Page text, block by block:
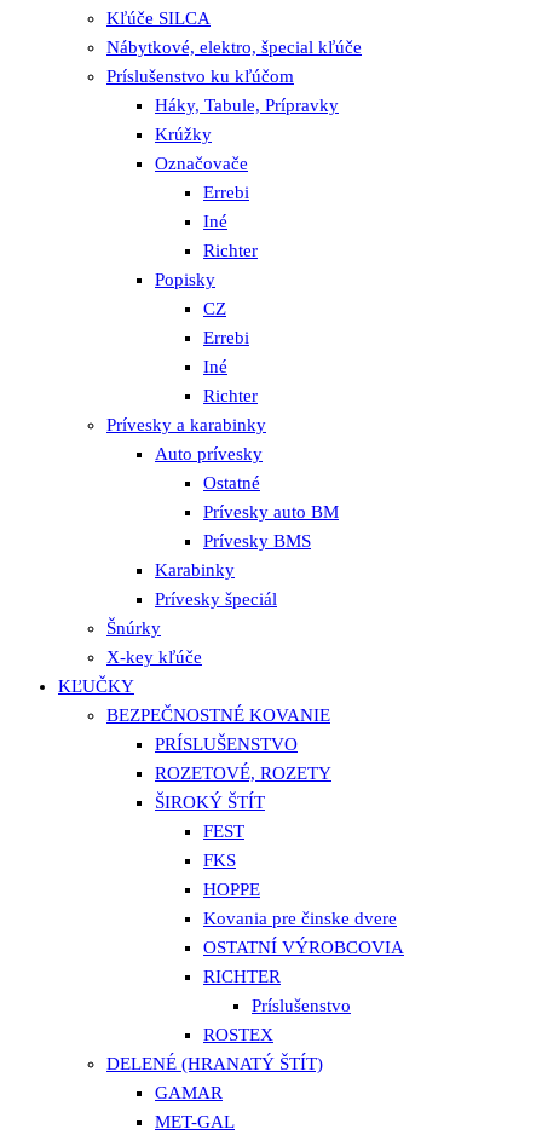
Kľúče SILCA
Nábytkové, elektro, špecial kľúče
Príslušenstvo ku kľúčom
Háky, Tabule, Prípravky
Krúžky
Označovače
Errebi
Iné
Richter
Popisky
CZ
Errebi
Iné
Richter
Prívesky a karabinky
Auto prívesky
Ostatné
Prívesky auto BM
Prívesky BMS
Karabinky
Prívesky špeciál
Šnúrky
X-key kľúče
KĽUČKY
BEZPEČNOSTNÉ KOVANIE
PRÍSLUŠENSTVO
ROZETOVÉ, ROZETY
ŠIROKÝ ŠTÍT
FEST
FKS
HOPPE
Kovania pre činske dvere
OSTATNÍ VÝROBCOVIA
RICHTER
Príslušenstvo
ROSTEX
DELENÉ (HRANATÝ ŠTÍT)
GAMAR
MET-GAL